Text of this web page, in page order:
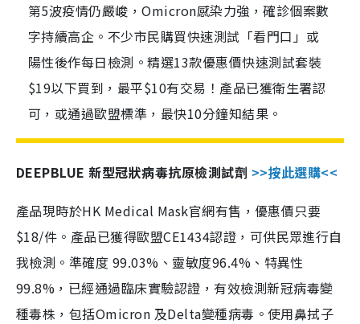
第5波疫情仍嚴峻，Omicron感染力強，確診個案數
字持續高企。不少市民購買快速測試「看門口」或
陽性後作每日檢測。精選13款優惠價快速測試套裝
$19以下買到，最平$10有交易！產品已獲衛生署認
可，或通過歐盟標準，最快10分鐘知結果。
DEEPBLUE 新型冠狀病毒抗原檢測試劑 >>按此選購<<
產品現時於HK Medical Mask官網有售，優惠價只要
$18/件。產品已獲得歐盟CE1434認證，可供民眾進行自
我檢測。準確度 99.03%、靈敏度96.4%、特異性
99.8%，已經通過臨床實驗認證，有效檢測新冠病毒變
種毒株，包括Omicron 及Delta變種病毒。使用鼻拭子